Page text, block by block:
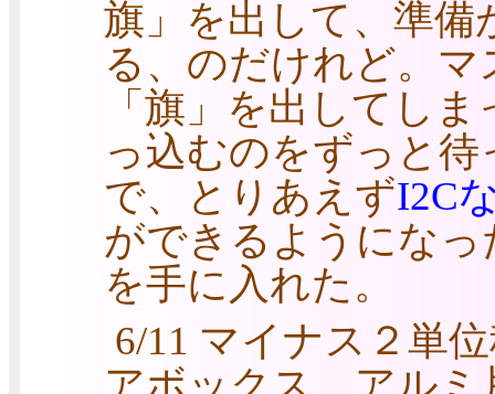
旗」を出して、準備
る、のだけれど。
「旗」を出してし
っ込むのをずっと
で、とりあえずI2C
ができるようになっ
を手に入れた。
6/11 マイナス２単
アボックス、アル